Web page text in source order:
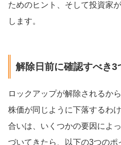
ためのヒント、そして投資家
します。
解除日前に確認すべき3
ロックアップが解除されるか
株価が同じように下落するわ
合いは、いくつかの要因によ
づいてきたら、以下の3つの